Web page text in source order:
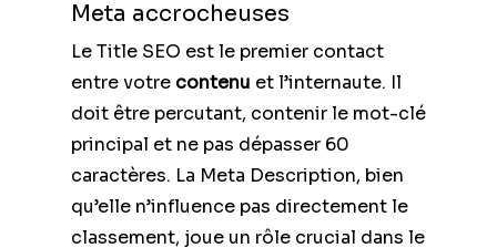
Meta accrocheuses
Le Title SEO est le premier contact
entre votre contenu et l’internaute. Il
doit être percutant, contenir le mot-clé
principal et ne pas dépasser 60
caractères. La Meta Description, bien
qu’elle n’influence pas directement le
classement, joue un rôle crucial dans le